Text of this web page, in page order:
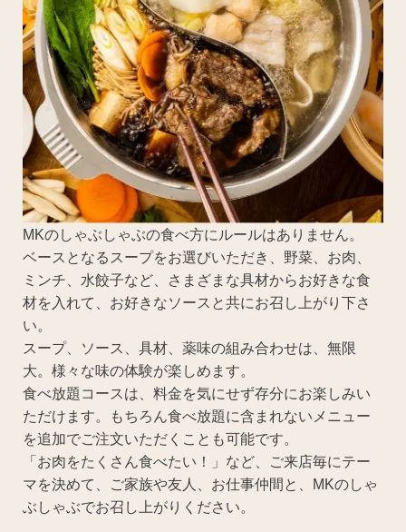
MKのしゃぶしゃぶの食べ方にルールはありません。
ベースとなるスープをお選びいただき、野菜、お肉、
ミンチ、水餃子など、さまざまな具材からお好きな食
材を入れて、お好きなソースと共にお召し上がり下さ
い。
スープ、ソース、具材、薬味の組み合わせは、無限
大。様々な味の体験が楽しめます。
食べ放題コースは、料金を気にせず存分にお楽しみい
ただけます。もちろん食べ放題に含まれないメニュー
を追加でご注文いただくことも可能です。
「お肉をたくさん食べたい！」など、ご来店毎にテー
マを決めて、ご家族や友人、お仕事仲間と、MKのしゃ
ぶしゃぶでお召し上がりください。